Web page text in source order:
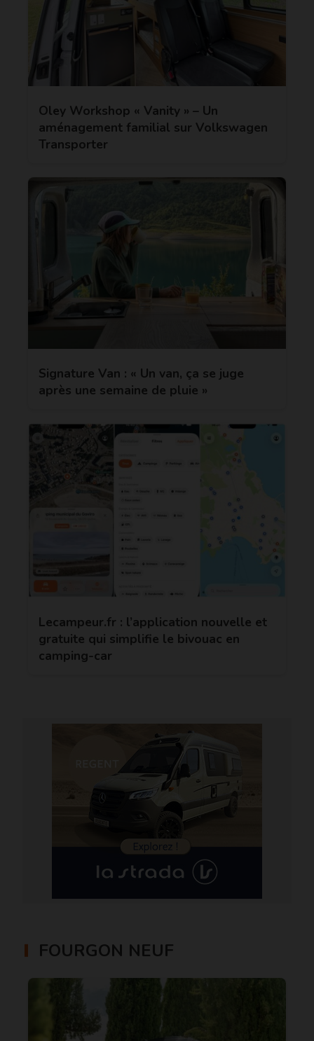
Oley Workshop « Vanity » – Un
aménagement familial sur Volkswagen
Transporter
Signature Van : « Un van, ça se juge
après une semaine de pluie »
Lecampeur.fr : l’application nouvelle et
gratuite qui simplifie le bivouac en
camping-car
FOURGON NEUF